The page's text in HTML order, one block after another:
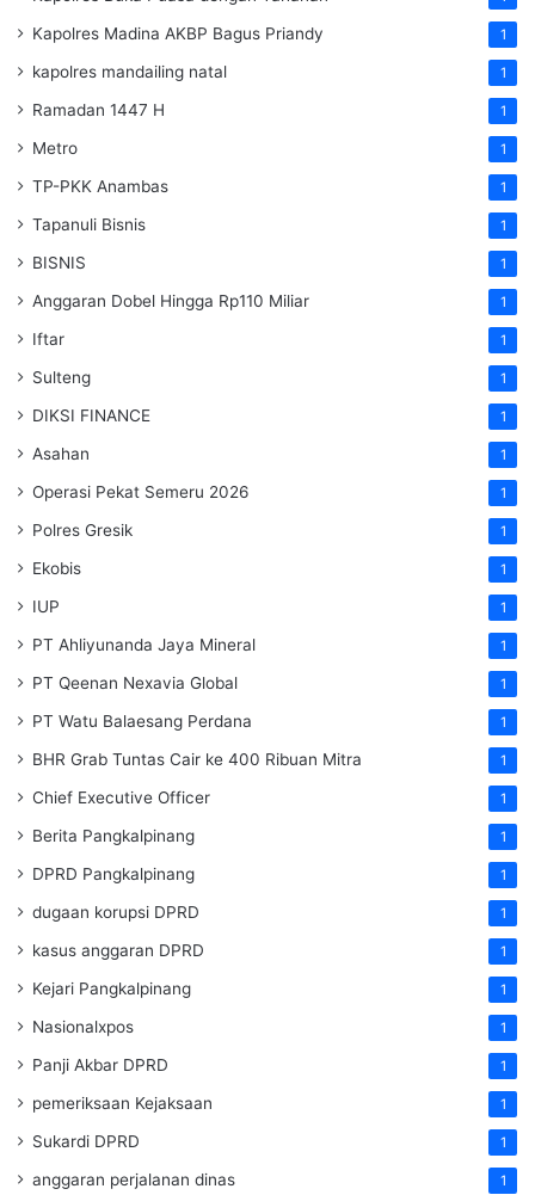
Kapolres Madina AKBP Bagus Priandy 1
kapolres mandailing natal 1
Ramadan 1447 H 1
Metro 1
TP-PKK Anambas 1
Tapanuli Bisnis 1
BISNIS 1
Anggaran Dobel Hingga Rp110 Miliar 1
Iftar 1
Sulteng 1
DIKSI FINANCE 1
Asahan 1
Operasi Pekat Semeru 2026 1
Polres Gresik 1
Ekobis 1
IUP 1
PT Ahliyunanda Jaya Mineral 1
PT Qeenan Nexavia Global 1
PT Watu Balaesang Perdana 1
BHR Grab Tuntas Cair ke 400 Ribuan Mitra 1
Chief Executive Officer 1
Berita Pangkalpinang 1
DPRD Pangkalpinang 1
dugaan korupsi DPRD 1
kasus anggaran DPRD 1
Kejari Pangkalpinang 1
Nasionalxpos 1
Panji Akbar DPRD 1
pemeriksaan Kejaksaan 1
Sukardi DPRD 1
anggaran perjalanan dinas 1